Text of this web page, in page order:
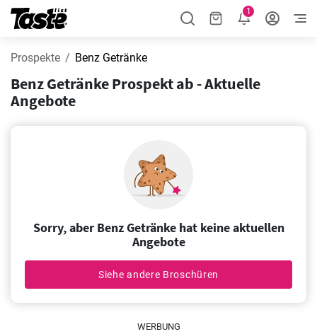
1
Prospekte Benz Getränke
Benz Getränke Prospekt ab - Aktuelle
Angebote
Sorry, aber Benz Getränke hat keine aktuellen
Angebote
Siehe andere Broschüren
WERBUNG